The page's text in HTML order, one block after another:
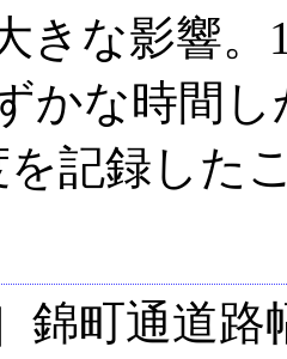
きな影響。
かな時間
を記録した
錦町通道路